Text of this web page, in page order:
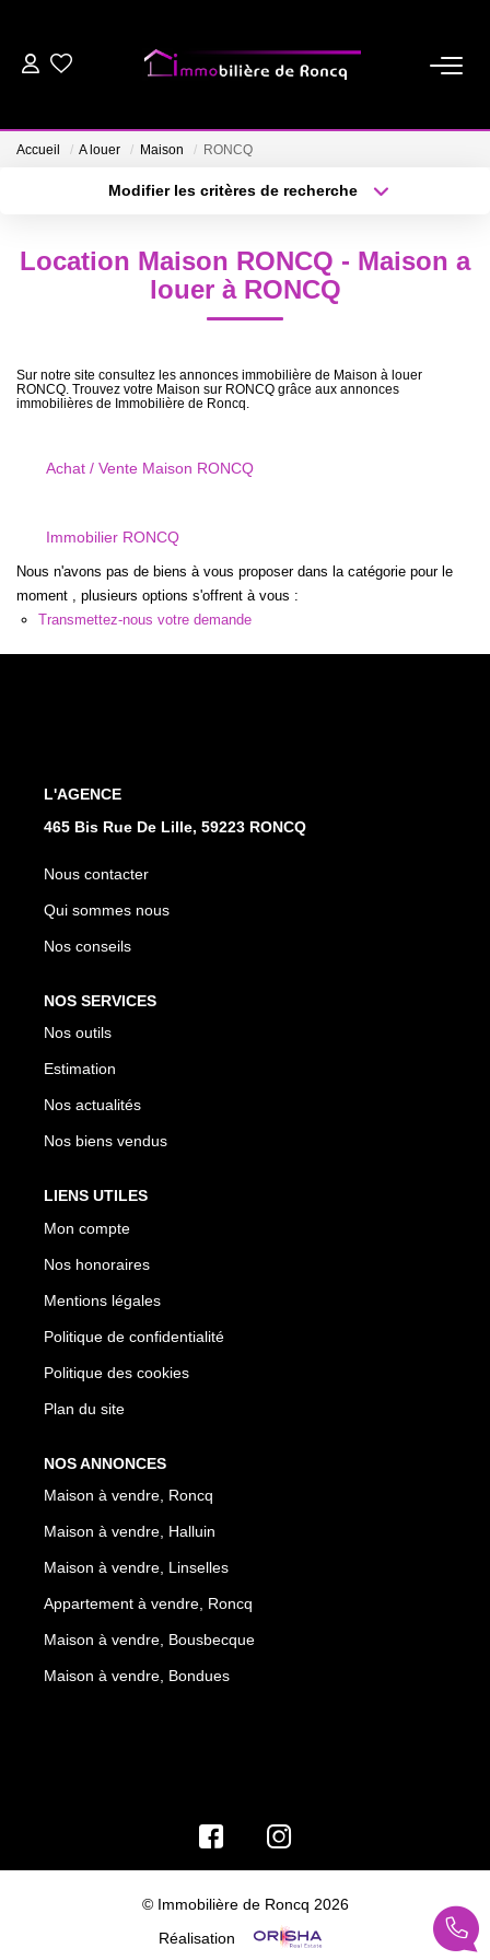
NOTRE AGENCE
Accueil A louer Maison RONCQ
Modifier les critères de recherche
Type de bien
Surface min
Créer une alerte
Location Maison RONCQ - Maison a
louer à RONCQ
Sur notre site consultez les annonces immobilière de Maison à louer
RONCQ. Trouvez votre Maison sur RONCQ grâce aux annonces
immobilières de Immobilière de Roncq.
Achat / Vente Maison RONCQ
Immobilier RONCQ
Nous n'avons pas de biens à vous proposer dans la catégorie pour le
moment , plusieurs options s'offrent à vous :
Transmettez-nous votre demande
L'AGENCE
465 Bis Rue De Lille, 59223 RONCQ
Nous contacter
Qui sommes nous
Nos conseils
NOS SERVICES
Nos outils
Estimation
Nos actualités
Nos biens vendus
LIENS UTILES
Mon compte
Nos honoraires
Mentions légales
Politique de confidentialité
Politique des cookies
Plan du site
NOS ANNONCES
Maison à vendre, Roncq
Maison à vendre, Halluin
Maison à vendre, Linselles
Appartement à vendre, Roncq
Maison à vendre, Bousbecque
Maison à vendre, Bondues
© Immobilière de Roncq 2026
Réalisation